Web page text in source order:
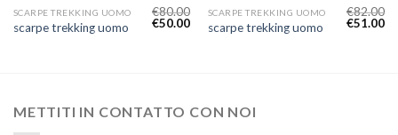
SCARPE TREKKING UOMO
scarpe trekking uomo
€80.00
€50.00
SCARPE TREKKING UOMO
scarpe trekking uomo
€82.00
€51.00
METTITI IN CONTATTO CON NOI